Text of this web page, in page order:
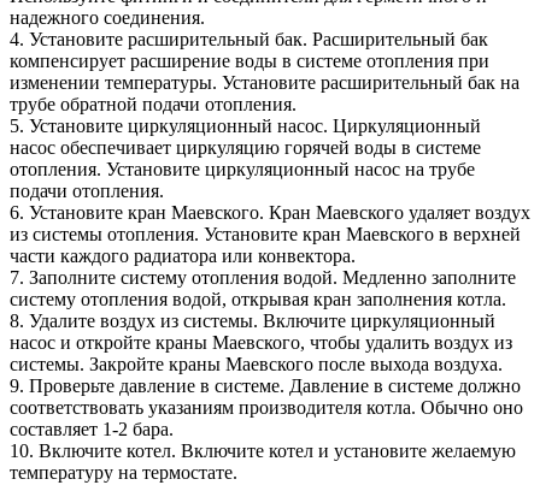
надежного соединения.
4. Установите расширительный бак. Расширительный бак
компенсирует расширение воды в системе отопления при
изменении температуры. Установите расширительный бак на
трубе обратной подачи отопления.
5. Установите циркуляционный насос. Циркуляционный
насос обеспечивает циркуляцию горячей воды в системе
отопления. Установите циркуляционный насос на трубе
подачи отопления.
6. Установите кран Маевского. Кран Маевского удаляет воздух
из системы отопления. Установите кран Маевского в верхней
части каждого радиатора или конвектора.
7. Заполните систему отопления водой. Медленно заполните
систему отопления водой, открывая кран заполнения котла.
8. Удалите воздух из системы. Включите циркуляционный
насос и откройте краны Маевского, чтобы удалить воздух из
системы. Закройте краны Маевского после выхода воздуха.
9. Проверьте давление в системе. Давление в системе должно
соответствовать указаниям производителя котла. Обычно оно
составляет 1-2 бара.
10. Включите котел. Включите котел и установите желаемую
температуру на термостате.